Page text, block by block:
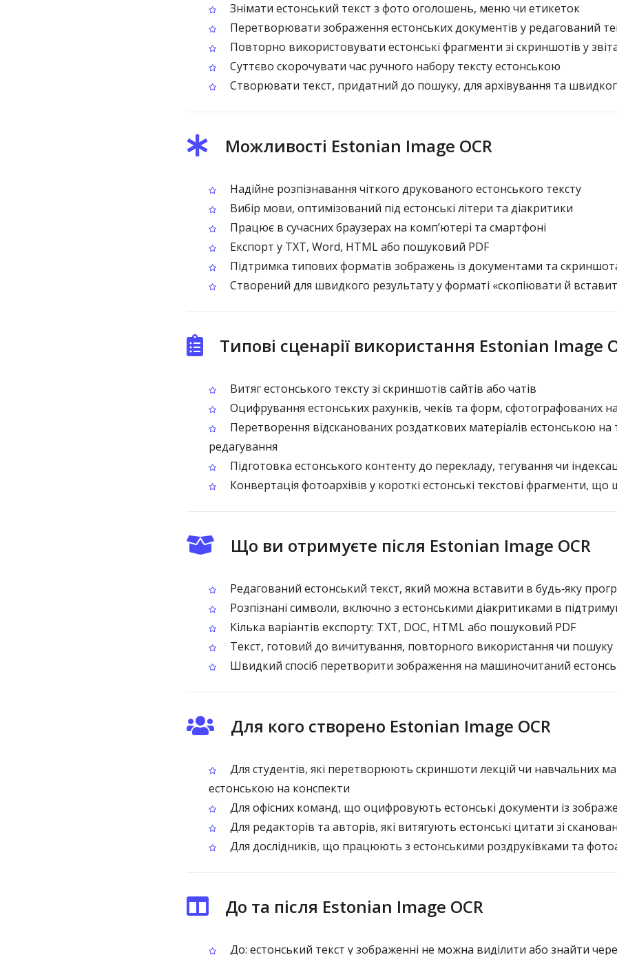
Знімати естонський текст з фото оголошень, меню чи етикеток
Перетворювати зображення естонських документів у редагований
Повторно використовувати естонські фрагменти зі скриншотів у
Суттєво скорочувати час ручного набору тексту естонською
Створювати текст, придатний до пошуку, для архівування та
Можливості Estonian Image OCR
Надійне розпізнавання чіткого друкованого естонського тексту
Вибір мови, оптимізований під естонські літери та діакритики
Працює в сучасних браузерах на комп’ютері та смартфоні
Експорт у TXT, Word, HTML або пошуковий PDF
Підтримка типових форматів зображень із документами та
Створений для швидкого результату у форматі «скопіювати й
Типові сценарії використання Estonian Image
Витяг естонського тексту зі скриншотів сайтів або чатів
Оцифрування естонських рахунків, чеків та форм, сфотографованих
Перетворення відсканованих роздаткових матеріалів естонською на
редагування
Підготовка естонського контенту до перекладу, тегування чи
Конвертація фотоархівів у короткі естонські текстові фрагменти, що
Що ви отримуєте після Estonian Image OCR
Редагований естонський текст, який можна вставити в будь‑яку
Розпізнані символи, включно з естонськими діакритиками в
Кілька варіантів експорту: TXT, DOC, HTML або пошуковий PDF
Текст, готовий до вичитування, повторного використання чи пошуку
Швидкий спосіб перетворити зображення на машиночитаний
Для кого створено Estonian Image OCR
Для студентів, які перетворюють скриншоти лекцій чи навчальних
естонською на конспекти
Для офісних команд, що оцифровують естонські документи із
Для редакторів та авторів, які витягують естонські цитати зі
Для дослідників, що працюють з естонськими роздруківками та
До та після Estonian Image OCR
До: естонський текст у зображенні не можна виділити або знайти